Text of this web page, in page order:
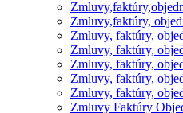
Zmluvy,faktúry,
Zmluvy, faktúry,
Zmluvy, faktúry,
Zmluvy, faktúry,
Zmluvy, faktúry,
Zmluvy, faktúry,
Zmluvy Faktúry